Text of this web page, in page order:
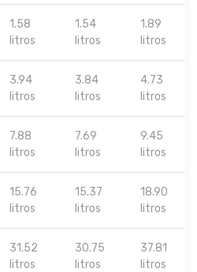
1.58
litros
1.54
litros
1.89
litros
3.94
litros
3.84
litros
4.73
litros
7.88
litros
7.69
litros
9.45
litros
15.76
litros
15.37
litros
18.90
litros
31.52
litros
30.75
litros
37.81
litros